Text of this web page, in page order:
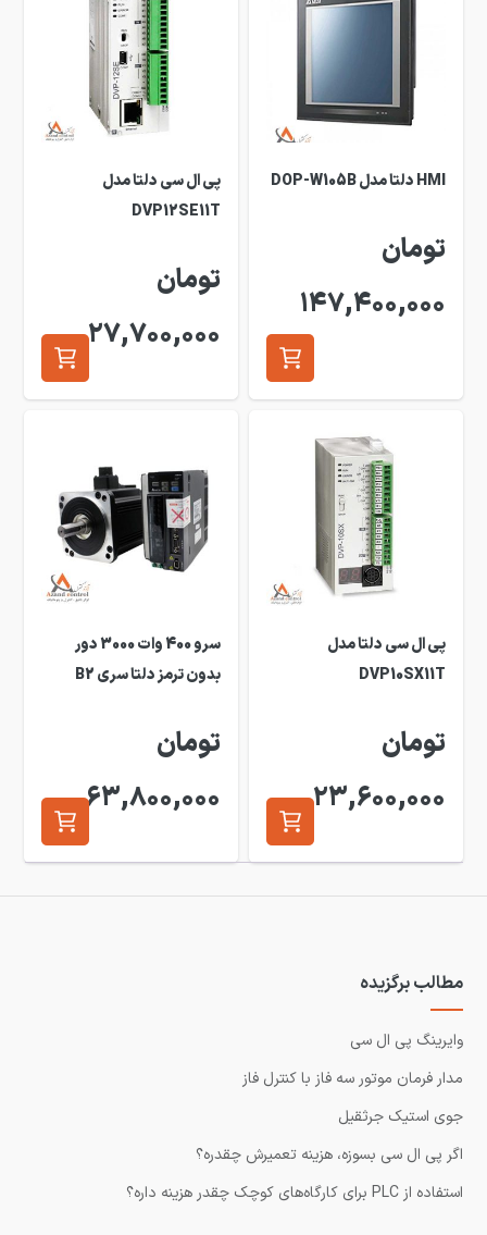
HMI دلتا مدل DOP-W105B
تومان
147,400,000
پی ال سی دلتا مدل
DVP12SE11T
تومان
27,700,000
پی ال سی دلتا مدل
DVP10SX11T
تومان
23,600,000
سرو 400 وات 3000 دور
بدون ترمز دلتا سری B2
تومان
63,800,000
مطالب برگزیده
وایرینگ پی ال سی
مدار فرمان موتور سه فاز با کنترل فاز
جوی استیک جرثقیل
اگر پی ال سی بسوزه، هزینه تعمیرش چقدره؟
استفاده از PLC برای کارگاه‌های کوچک چقدر هزینه داره؟